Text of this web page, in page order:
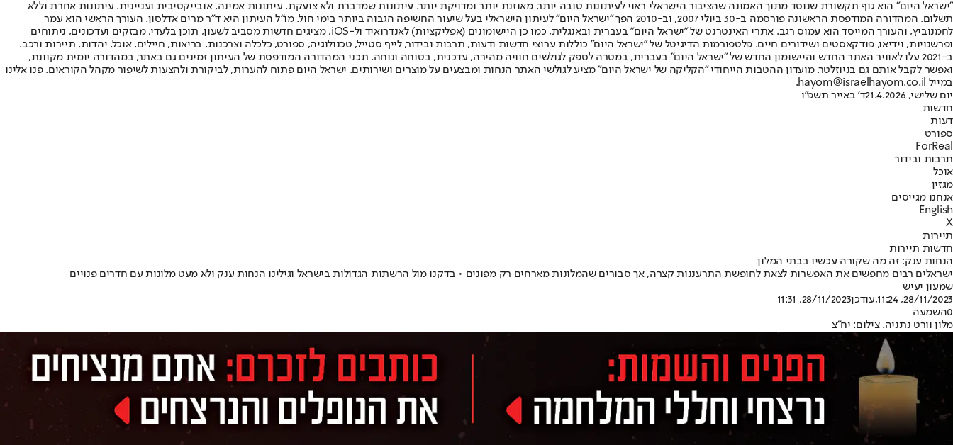
"ישראל היום" הוא גוף תקשורת שנוסד מתוך האמונה שהציבור הישראלי ראוי לעיתונות טובה יותר, מאוזנת יותר ומדויקת יותר. עיתונות שמדברת ולא צועקת. עיתונות אמינה, אובייקטיבית ועניינית. עיתונות אחרת וללא
תשלום. המהדורה המודפסת הראשונה פורסמה ב-30 ביולי 2007, וב-2010 הפך "ישראל היום" לעיתון הישראלי בעל שיעור החשיפה הגבוה ביותר בימי חול. מו"ל העיתון היא ד"ר מרים אדלסון. העורך הראשי הוא עמר
לחמנוביץ, והעורך המייסד הוא עמוס רגב. אתרי האינטרנט של "ישראל היום" בעברית ובאנגלית, כמו כן היישומונים (אפליקציות) לאנדרואיד ול-iOS, מציגים חדשות מסביב לשעון, תוכן בלעדי, מבזקים ועדכונים, ניתוחים
ופרשנויות, וידיאו, פודקאסטים ושידורים חיים. פלטפורמות הדיגיטל של "ישראל היום" כוללות ערוצי חדשות ודעות, תרבות ובידור, לייף סטייל, טכנולוגיה, ספורט, כלכלה וצרכנות, בריאות, חיילים, אוכל, יהדות, תיירות ורכב.
ב-2021 עלו לאוויר האתר החדש והיישומון החדש של "ישראל היום" בעברית, במטרה לספק לגולשים חוויה מהירה, עדכנית, בטוחה ונוחה. תכני המהדורה המודפסת של העיתון זמינים גם באתר, במהדורה יומית מקוונת,
ואפשר לקבל אותם גם בניוזלטר. מועדון ההטבות הייחודי "הקליקה של ישראל היום" מציע לגולשי האתר הנחות ומבצעים על מוצרים ושירותים. ישראל היום פתוח להערות, לביקורת ולהצעות לשיפור מקהל הקוראים. פנו אלינו
במייל hayom@israelhayom.co.il.
יום שלישי, 21.4.2026
ד' באייר תשפ"ו
חדשות
דעות
ספורט
ForReal
תרבות ובידור
אוכל
מגזין
אנחנו מגייסים
English
X
תיירות
חדשות תיירות
הנחות ענק: זה מה שקורה עכשיו בבתי המלון
ישראלים רבים מחפשים את האפשרות לצאת לחופשת התרעננות קצרה, אך סבורים שהמלונות מארחים רק מפונים • בדקנו מול הרשתות הגדולות בישראל וגילינו הנחות ענק ולא מעט מלונות עם חדרים פנויים
שמעון יעיש
28/11/2023, 11:24
,עודכן28/11/2023, 11:31
0השמעה
מלון וורט נתניה. צילום: יח"צ